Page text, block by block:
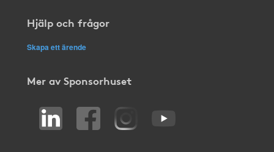
Hjälp och frågor
Skapa ett ärende
Mer av Sponsorhuset